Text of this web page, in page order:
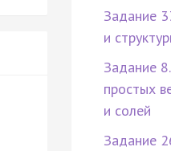
Задание
и
Задание
простых
и солей
Задание